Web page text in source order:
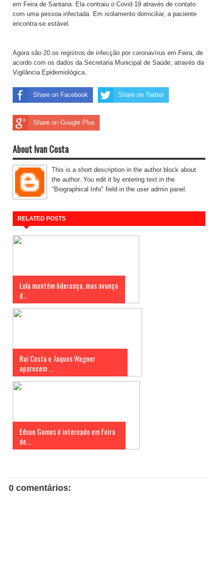
em Feira de Santana. Ela contraiu o Covid 19 através de contato
com uma pessoa infectada. Em isolamento domiciliar, a paciente
encontra-se estável.
Agora são 20 os registros de infecção por coronavírus em Feira, de
acordo com os dados da Secretaria Municipal de Saúde, através da
Vigilância Epidemiológica.
Share on Facebook Share on Twitter
Share on Google Plus
About Ivan Costa
This is a short description in the author block about
the author. You edit it by entering text in the
"Biographical Info" field in the user admin panel.
RELATED POSTS
Lula mantém liderança, mas avanço
d...
Rui Costa e Jaques Wagner
aparecem ...
Edson Gomes é internado em Feira
de...
0 comentários: